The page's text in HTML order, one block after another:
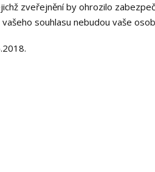
zveřejnění by ohrozilo
souhlasu nebudou vaše